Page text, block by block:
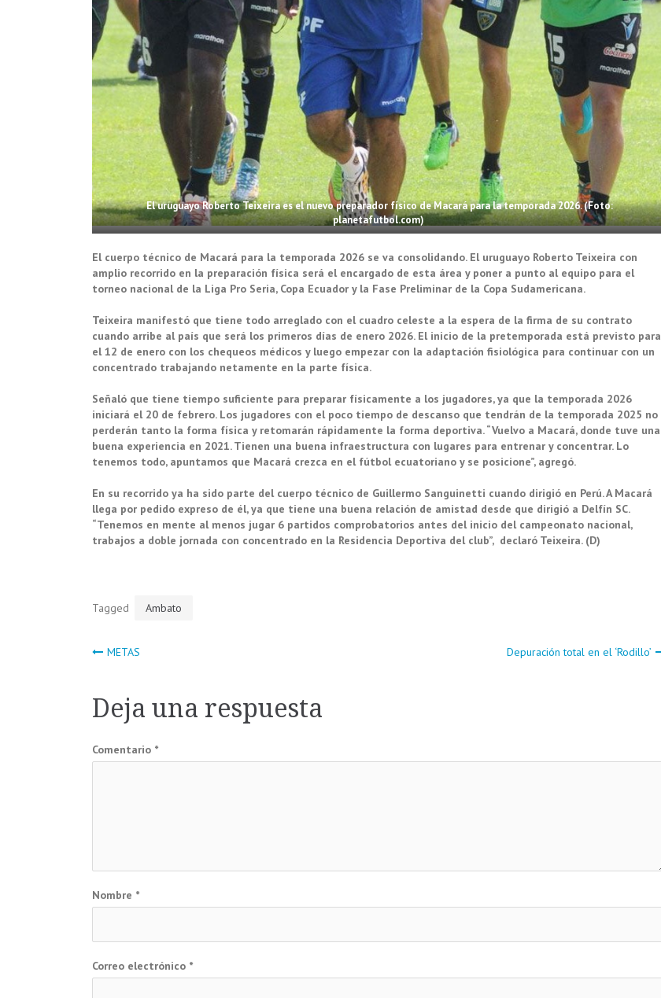
El uruguayo Roberto Teixeira es el nuevo preparador físico de Macará para la temporada 2026. (Foto:
planetafutbol.com)
El cuerpo técnico de Macará para la temporada 2026 se va consolidando. El uruguayo Roberto Teixeira con
amplio recorrido en la preparación física será el encargado de esta área y poner a punto al equipo para el
torneo nacional de la Liga Pro Seria, Copa Ecuador y la Fase Preliminar de la Copa Sudamericana.
Teixeira manifestó que tiene todo arreglado con el cuadro celeste a la espera de la firma de su contrato
cuando arribe al país que será los primeros días de enero 2026. El inicio de la pretemporada está previsto para
el 12 de enero con los chequeos médicos y luego empezar con la adaptación fisiológica para continuar con un
concentrado trabajando netamente en la parte física.
Señaló que tiene tiempo suficiente para preparar físicamente a los jugadores, ya que la temporada 2026
iniciará el 20 de febrero. Los jugadores con el poco tiempo de descanso que tendrán de la temporada 2025 no
perderán tanto la forma física y retomarán rápidamente la forma deportiva. “Vuelvo a Macará, donde tuve una
buena experiencia en 2021. Tienen una buena infraestructura con lugares para entrenar y concentrar. Lo
tenemos todo, apuntamos que Macará crezca en el fútbol ecuatoriano y se posicione”, agregó.
En su recorrido ya ha sido parte del cuerpo técnico de Guillermo Sanguinetti cuando dirigió en Perú. A Macará
llega por pedido expreso de él, ya que tiene una buena relación de amistad desde que dirigió a Delfín SC.
“Tenemos en mente al menos jugar 6 partidos comprobatorios antes del inicio del campeonato nacional,
trabajos a doble jornada con concentrado en la Residencia Deportiva del club”, declaró Teixeira. (D)
Tagged Ambato
Navegación
de
entradas
METAS Depuración total en el ‘Rodillo’
Deja una respuesta
Comentario *
Nombre *
Correo electrónico *